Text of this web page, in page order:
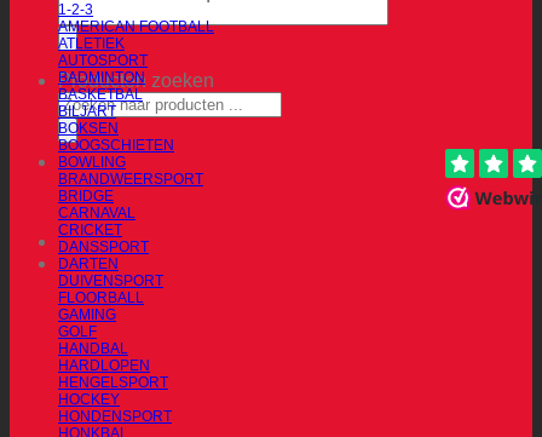
Producten zoeken
1-2-3
AMERICAN FOOTBALL
ATLETIEK
AUTOSPORT
BADMINTON
BASKETBAL
BILJART
BOKSEN
BOOGSCHIETEN
BOWLING
BRANDWEERSPORT
BRIDGE
CARNAVAL
CRICKET
DANSSPORT
DARTEN
DUIVENSPORT
FLOORBALL
GAMING
GOLF
HANDBAL
HARDLOPEN
HENGELSPORT
HOCKEY
HONDENSPORT
HONKBAL